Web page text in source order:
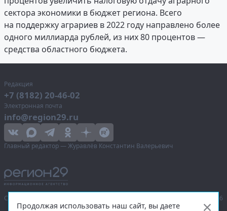
сектора экономики в бюджет региона. Всего
на поддержку аграриев в 2022 году направлено более
одного миллиарда рублей, из них 80 процентов —
средства областного бюджета.
Редакция
+7 (8182) 20-46-02
Электронная почта
info@region29.ru
Главный редактор — Журавлёв Константин Валерьевич
Сетевое издание «Информационное агентство Регион 29», © 2016–2026
Продолжая использовать наш сайт, вы даете